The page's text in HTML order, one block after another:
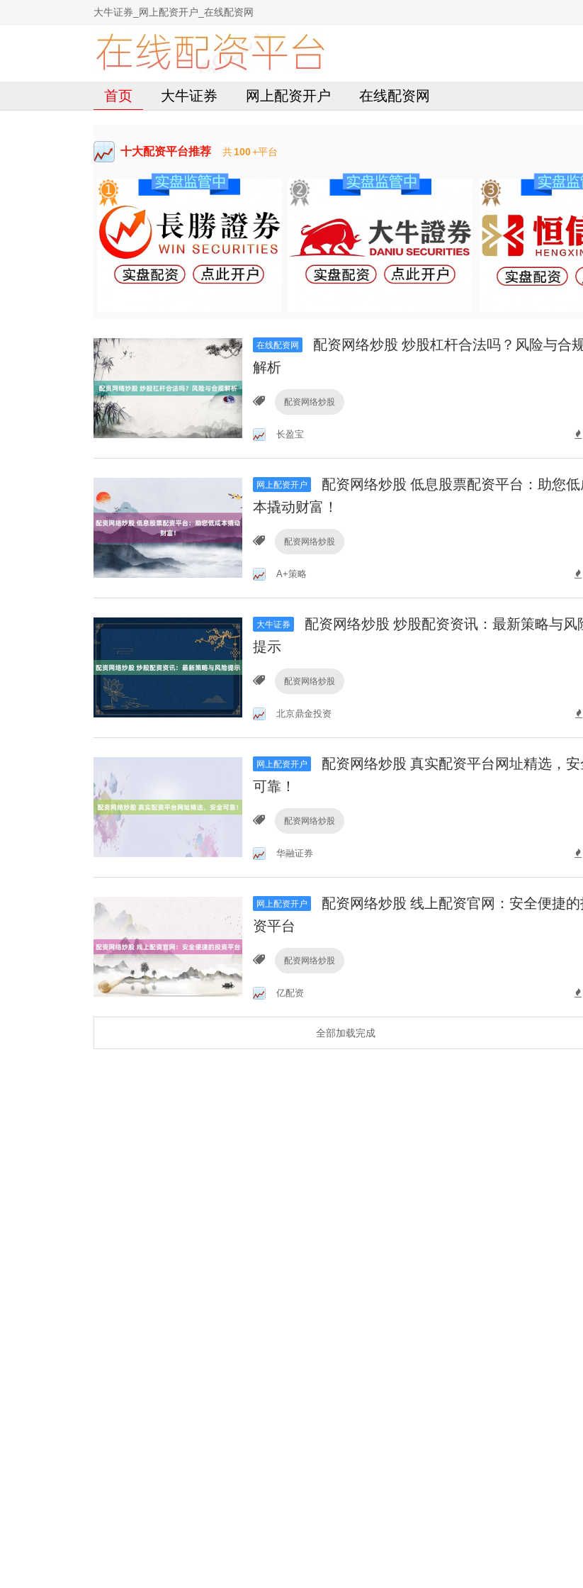
大牛证券_网上配资开户_在线配资网
首页 大牛证券 网上配资开户 在线配资网
十大配资平台推荐 共100+平台
在线配资网
配资网络炒股 炒股杠杆合法吗？风险与合
解析
配资网络炒股
长盈宝
网上配资开户
配资网络炒股 低息股票配资平台：助您
本撬动财富！
配资网络炒股
A+策略
大牛证券
配资网络炒股 炒股配资资讯：最新策略与风
提示
配资网络炒股
北京鼎金投资
网上配资开户
配资网络炒股 真实配资平台网址精选，
可靠！
配资网络炒股
华融证券
网上配资开户
配资网络炒股 线上配资官网：安全便捷
资平台
配资网络炒股
亿配资
全部加载完成